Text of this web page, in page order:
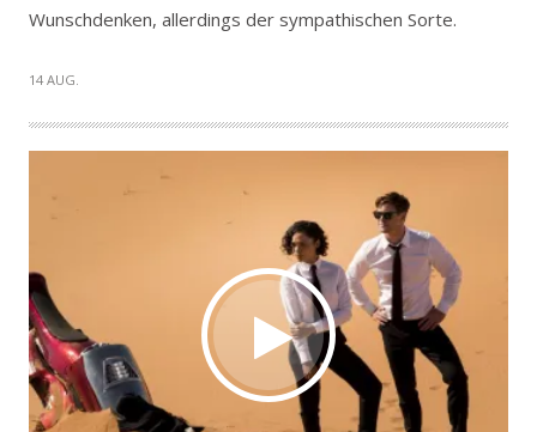
Wunschdenken, allerdings der sympathischen Sorte.
14 AUG.